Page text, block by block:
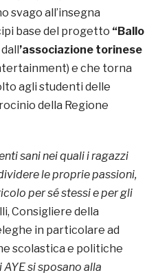
svago all’insegna
base del progetto “Ballo
’associazione torinese
e che torna
agli studenti delle
della Regione
sani nei quali i ragazzi
le proprie passioni,
per sé stessi e per gli
Consigliere della
in particolare ad
scolastica e politiche
si sposano alla